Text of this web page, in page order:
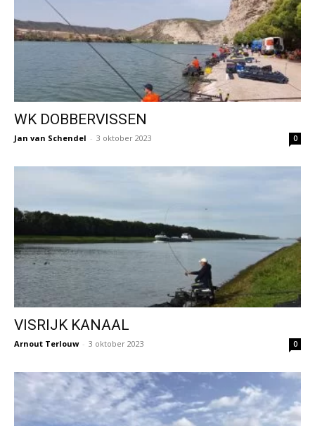
WK DOBBERVISSEN
Jan van Schendel - 3 oktober 2023 0
VISRIJK KANAAL
Arnout Terlouw - 3 oktober 2023 0